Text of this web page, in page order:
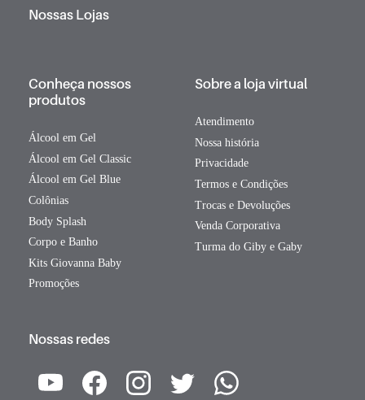
Nossas Lojas
Conheça nossos
produtos
Álcool em Gel
Álcool em Gel Classic
Álcool em Gel Blue
Colônias
Body Splash
Corpo e Banho
Kits Giovanna Baby
Promoções
Sobre a loja virtual
Atendimento
Nossa história
Privacidade
Termos e Condições
Trocas e Devoluções
Venda Corporativa
Turma do Giby e Gaby
Nossas redes